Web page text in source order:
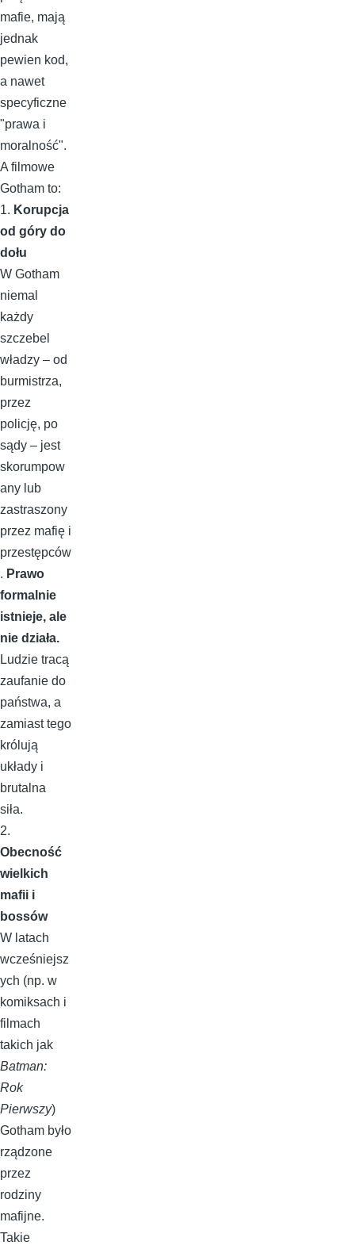
mafie, mają
jednak
pewien kod,
a nawet
specyficzne
"prawa i
moralność".
A filmowe
Gotham to:
1. Korupcja
od góry do
dołu
W Gotham
niemal
każdy
szczebel
władzy – od
burmistrza,
przez
policję, po
sądy – jest
skorumpow
any lub
zastraszony
przez mafię i
przestępców
. Prawo
formalnie
istnieje, ale
nie działa.
Ludzie tracą
zaufanie do
państwa, a
zamiast tego
królują
układy i
brutalna
siła.
2.
Obecność
wielkich
mafii i
bossów
W latach
wcześniejsz
ych (np. w
komiksach i
filmach
takich jak
Batman:
Rok
Pierwszy)
Gotham było
rządzone
przez
rodziny
mafijne.
Takie